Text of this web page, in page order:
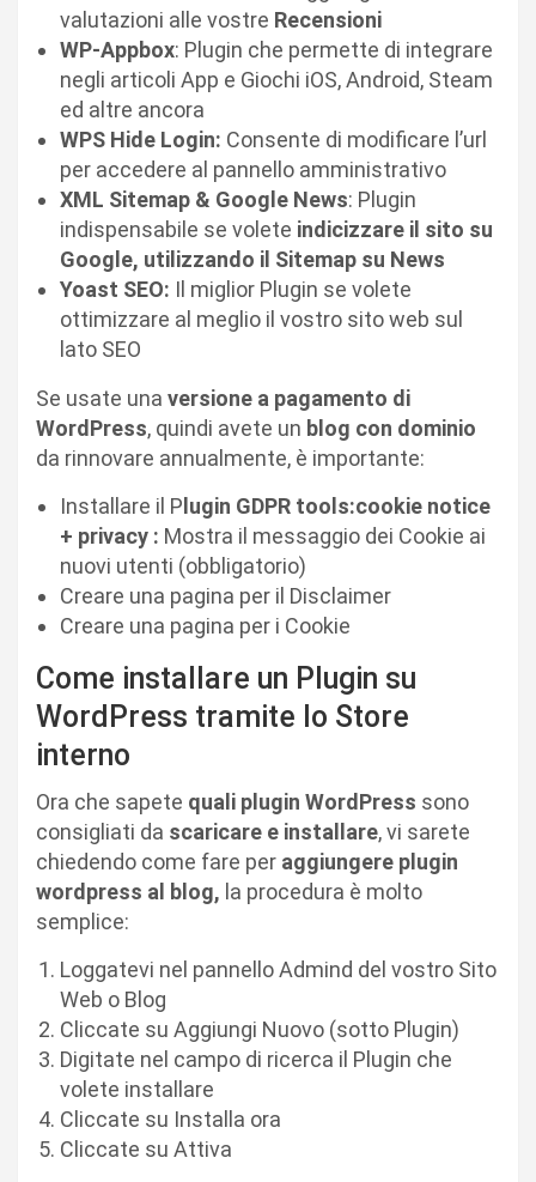
valutazioni alle vostre Recensioni
WP-Appbox: Plugin che permette di integrare
negli articoli App e Giochi iOS, Android, Steam
ed altre ancora
WPS Hide Login: Consente di modificare l’url
per accedere al pannello amministrativo
XML Sitemap & Google News: Plugin
indispensabile se volete indicizzare il sito su
Google, utilizzando il Sitemap su News
Yoast SEO: Il miglior Plugin se volete
ottimizzare al meglio il vostro sito web sul
lato SEO
Se usate una versione a pagamento di
WordPress, quindi avete un blog con dominio
da rinnovare annualmente, è importante:
Installare il Plugin GDPR tools:cookie notice
+ privacy : Mostra il messaggio dei Cookie ai
nuovi utenti (obbligatorio)
Creare una pagina per il Disclaimer
Creare una pagina per i Cookie
Come installare un Plugin su
WordPress tramite lo Store
interno
Ora che sapete quali plugin WordPress sono
consigliati da scaricare e installare, vi sarete
chiedendo come fare per aggiungere plugin
wordpress al blog, la procedura è molto
semplice:
Loggatevi nel pannello Admind del vostro Sito
Web o Blog
Cliccate su Aggiungi Nuovo (sotto Plugin)
Digitate nel campo di ricerca il Plugin che
volete installare
Cliccate su Installa ora
Cliccate su Attiva